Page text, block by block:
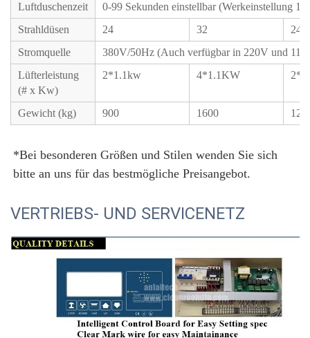
Luftduschenzeit
0-99 Sekunden einstellbar (Werkeinstellung
Strahldüsen
24 32
24
Stromquelle
380V/50Hz (Auch verfügbar in 220V und
Lüfterleistung
(# x Kw)
2*1.1kw 4*1.1KW
Gewicht (kg) 900 1600
*Bei besonderen Größen und Stilen wenden Sie sich
bitte an uns für das bestmögliche Preisangebot.
VERTRIEBS- UND SERVICENETZ